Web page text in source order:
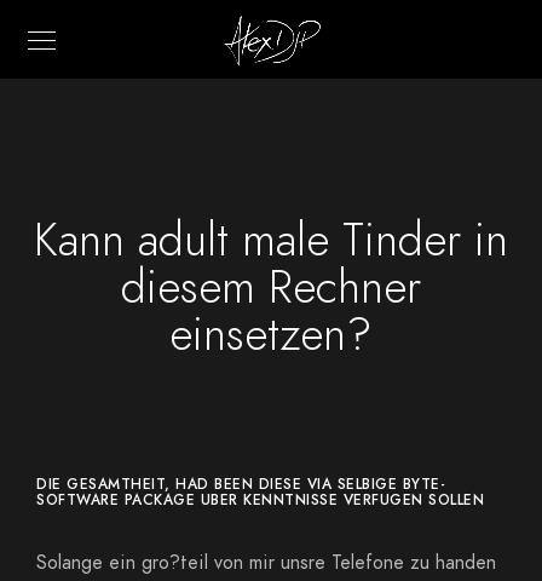
Kann adult male Tinder in
diesem Rechner
einsetzen?
DIE GESAMTHEIT, HAD BEEN DIESE VIA SELBIGE BYTE-
SOFTWARE PACKAGE UBER KENNTNISSE VERFUGEN SOLLEN
Solange ein gro?teil von mir unsre Telefone zu handen